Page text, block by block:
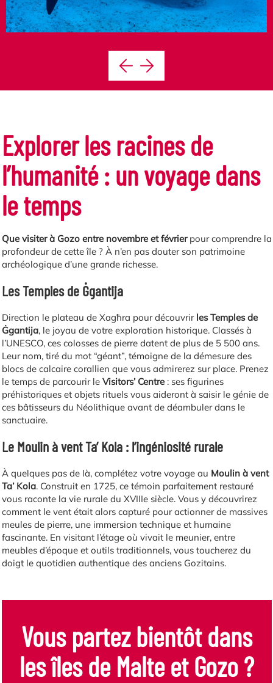
Explorer les racines de
l’humanité : un voyage dans
le temps
Que visiter à Gozo entre novembre et févrierpour comprendre la
profondeur de cette île ? À n’en pas douter son patrimoine
archéologique d’une grande richesse.
Les Temples de Ġgantija
Direction le plateau de Xagħra pour découvrir les Temples de
Ġgantija, le joyau de votre exploration historique. Classés à
l’UNESCO, ces colosses de pierre datent de plus de 5 500 ans.
Leur nom, tiré du mot “géant”, témoigne de la démesure des
blocs de calcaire corallien que vous admirerez sur place. Prenez
le temps de parcourir le Visitors’ Centre: ses figurines
préhistoriques et objets rituels vous aideront à saisir le génie de
ces bâtisseurs du Néolithique avant de déambuler dans le
sanctuaire.
Le Moulin à vent Ta’ Kola : l’ingéniosité rurale
À quelques pas de là, complétez votre voyage au Moulin à vent
Ta’ Kola. Construit en 1725, ce témoin parfaitement restauré
vous raconte la vie rurale du XVIIIe siècle. Vous y découvrirez
comment le vent était alors capturé pour actionner de massives
meules de pierre, une immersion technique et humaine
fascinante. En visitant l’étage où vivait le meunier, entre
meubles d’époque et outils traditionnels, vous toucherez du
doigt le quotidien authentique des anciens Gozitains.
Vous partez bientôt dans
les îles de Malte et Gozo ?